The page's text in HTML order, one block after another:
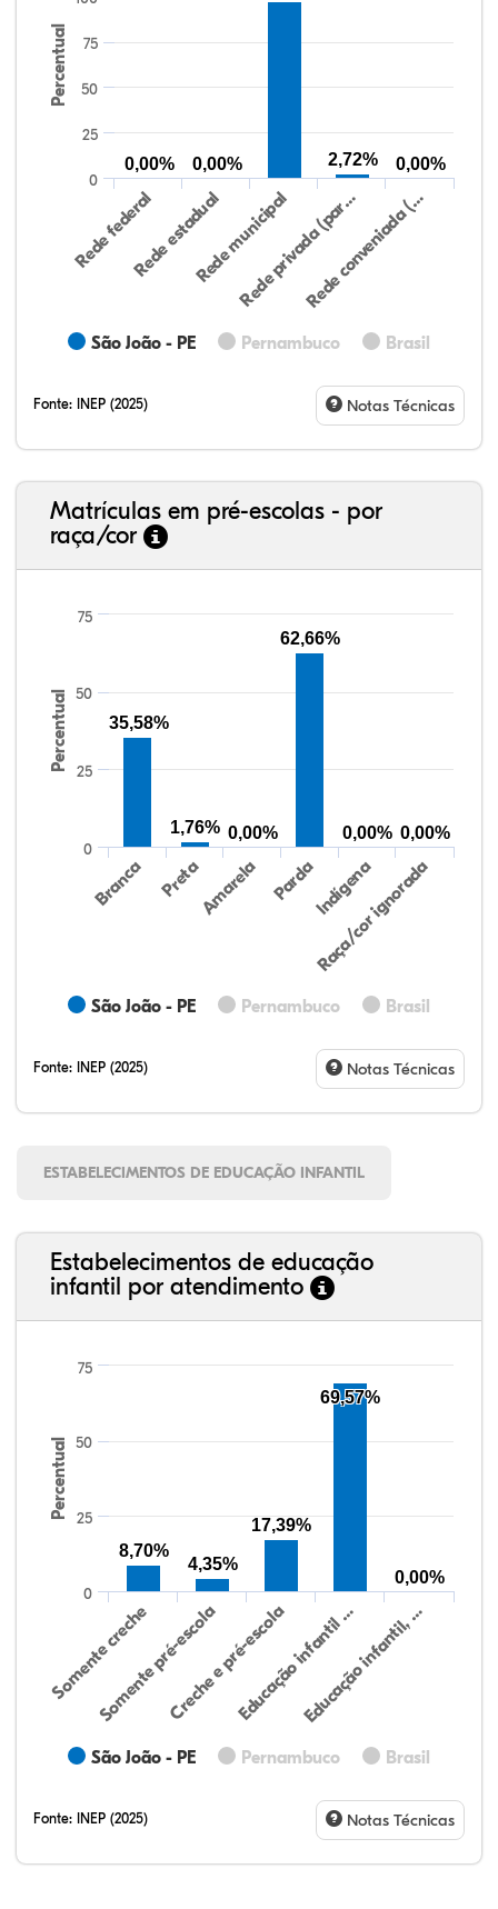
Percentual
São João - PE Pernambuco Brasil
Rede federalRede estadualRede municipal
Rede privada (par…Rede conveniada (…
0
25
50
75
0,00% 0,00% 2,72% 0,00%
Fonte: INEP (2025) Notas Técnicas
Matrículas em pré-escolas - por
raça/cor
Percentual
São João - PE Pernambuco Brasil
Branca PretaAmarela PardaIndígena
Raça/cor ignorada
0
25
50
75
35,58%
1,76% 0,00%
62,66%
0,00% 0,00%
Fonte: INEP (2025) Notas Técnicas
ESTABELECIMENTOS DE EDUCAÇÃO INFANTIL
Estabelecimentos de educação
infantil por atendimento
Percentual
São João - PE Pernambuco Brasil
Somente creche
Somente pré-escolaCreche e pré-escolaEducação infantil …Educação infantil, …
0
25
50
75
8,70%
4,35%
17,39%
69,57%
0,00%
Fonte: INEP (2025) Notas Técnicas